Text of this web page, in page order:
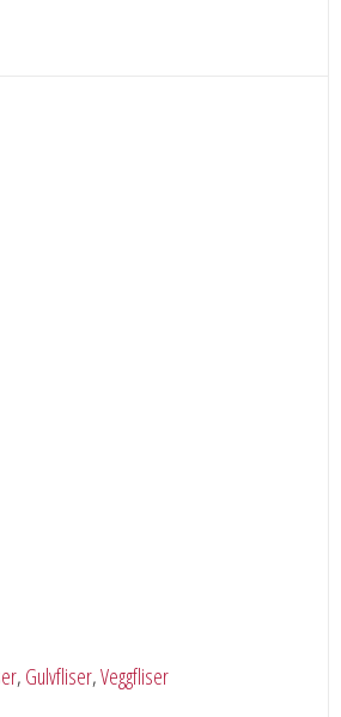
, Gulvfliser,Veggfliser